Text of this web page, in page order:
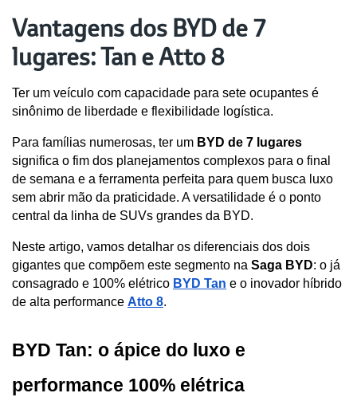
Vantagens dos BYD de 7
lugares: Tan e Atto 8
Ter um veículo com capacidade para sete ocupantes é
sinônimo de liberdade e flexibilidade logística.
Para famílias numerosas, ter um BYD de 7 lugares
significa o fim dos planejamentos complexos para o final
de semana e a ferramenta perfeita para quem busca luxo
sem abrir mão da praticidade. A versatilidade é o ponto
central da linha de SUVs grandes da BYD.
Neste artigo, vamos detalhar os diferenciais dos dois
gigantes que compõem este segmento na Saga BYD: o já
consagrado e 100% elétrico BYD Tan e o inovador híbrido
de alta performance Atto 8.
BYD Tan: o ápice do luxo e
performance 100% elétrica